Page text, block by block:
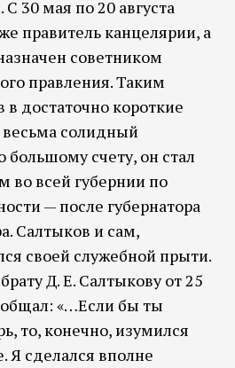
30 мая по 20 августа
правитель канцелярии, а
советником
правления. Таким
достаточно короткие
солидный
большому счету, он стал
во всей губернии по
— после губернатора
Салтыков и сам,
своей служебной прыти.
Д. Е. Салтыкову от 25
«…Если бы ты
то, конечно, изумился
сделался вполне